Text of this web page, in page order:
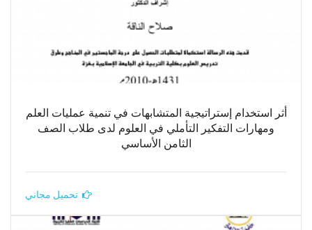
أثر استخدام إستراتيجية المتشابهات في تنمية عمليات العلم
ومهارات التفكير التأملي في العلوم لدى طلاب الصف
الثامن الأساسي
تحميل مجاني